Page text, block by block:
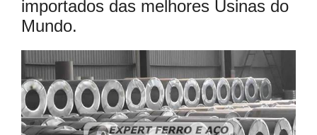
importados das melhores Usinas do
Mundo.